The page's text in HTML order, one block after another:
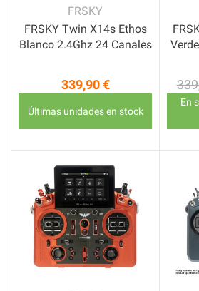
FRSKY
FRSKY Twin X14s Ethos
Blanco 2.4Ghz 24 Canales
Precio
339,90 €
Últimas unidades en stock
En